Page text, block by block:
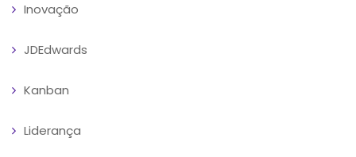
Inovação
JDEdwards
Kanban
Liderança